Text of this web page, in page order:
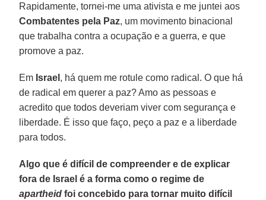
Rapidamente, tornei-me uma ativista e me juntei aos
Combatentes pela Paz, um movimento binacional
que trabalha contra a ocupação e a guerra, e que
promove a paz.
Em Israel , há quem me rotule como radical. O que há
de radical em querer a paz? Amo as pessoas e
acredito que todos deveriam viver com segurança e
liberdade. É isso que faço, peço a paz e a liberdade
para todos.
Algo que é difícil de compreender e de explicar
fora de Israel é a forma como o regime de
apartheid foi concebido para tornar muito difícil